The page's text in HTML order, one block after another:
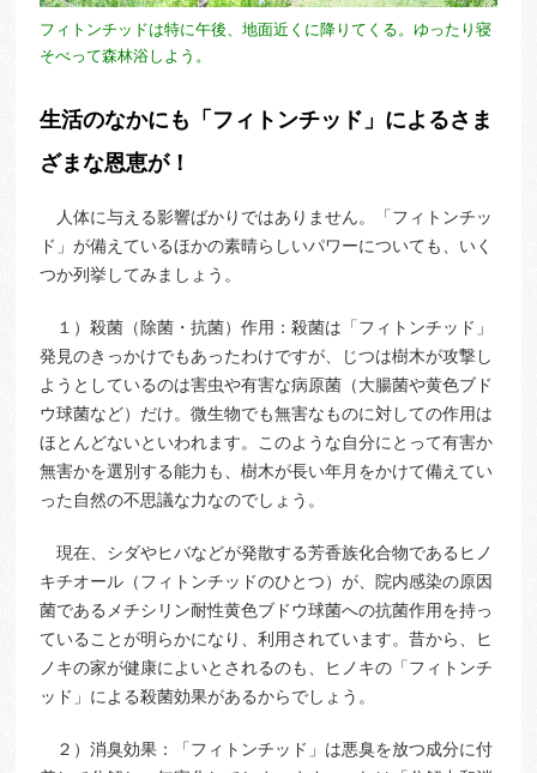
フィトンチッドは特に午後、地面近くに降りてくる。ゆったり寝
そべって森林浴しよう。
生活のなかにも「フィトンチッド」によるさま
ざまな恩恵が！
人体に与える影響ばかりではありません。「フィトンチッ
ド」が備えているほかの素晴らしいパワーについても、いく
つか列挙してみましょう。
１）殺菌（除菌・抗菌）作用：殺菌は「フィトンチッド」
発見のきっかけでもあったわけですが、じつは樹木が攻撃し
ようとしているのは害虫や有害な病原菌（大腸菌や黄色ブド
ウ球菌など）だけ。微生物でも無害なものに対しての作用は
ほとんどないといわれます。このような自分にとって有害か
無害かを選別する能力も、樹木が長い年月をかけて備えてい
った自然の不思議な力なのでしょう。
現在、シダやヒバなどが発散する芳香族化合物であるヒノ
キチオール（フィトンチッドのひとつ）が、院内感染の原因
菌であるメチシリン耐性黄色ブドウ球菌への抗菌作用を持っ
ていることが明らかになり、利用されています。昔から、ヒ
ノキの家が健康によいとされるのも、ヒノキの「フィトンチ
ッド」による殺菌効果があるからでしょう。
２）消臭効果：「フィトンチッド」は悪臭を放つ成分に付